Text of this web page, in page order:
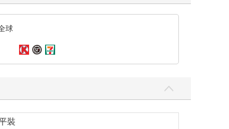
聲地呈現航海的記憶，以及劇烈勞動後的休憩。寂
花從水泥地的裂縫冒出。還有帶著紅色鐵鏽的鐵軌
藻之間，夏雲的白影，在水岸附近亂成無數碎片。
球
裝